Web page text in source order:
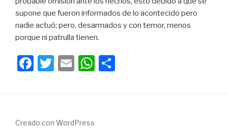
supone que fueron informados de lo acontecido pero
nadie actuó; pero, desarmados y con temor, menos
porque ni patrulla tienen.
F
b
T
E
W
Creado con WordPress